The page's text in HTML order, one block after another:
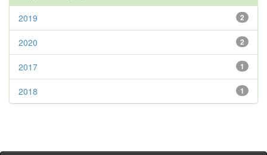
2
2019
2
2020
1
2017
1
2018